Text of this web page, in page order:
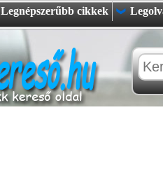
Legnépszerűbb cikkek